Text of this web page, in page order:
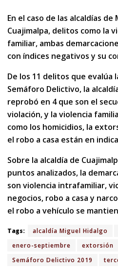
En el caso de las alcaldías de
Cuajimalpa, delitos como la
familiar, ambas
con índices negativos y su
De los 11 delitos que evalúa
Semáforo Delictivo, la
reprobó en 4 que son el
violación, y la violencia
como los homicidios, la
el robo a casa están en
Sobre la alcaldía de
puntos analizados, la
son violencia intrafamiliar,
negocios, robo a casa y
el robo a vehículo se
Tags: alcaldía Miguel Hidalgo
enero-septiembre
extorsión
Semáforo Delictivo 2019